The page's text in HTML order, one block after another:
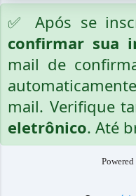
✅ Após se
confirmar sua
mail de
mail. Verifique
eletrônico. Até